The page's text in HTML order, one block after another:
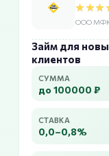
ООО
Займ для
клиентов
СУММА
до 100000 ₽
СТАВКА
0,0–0,8%